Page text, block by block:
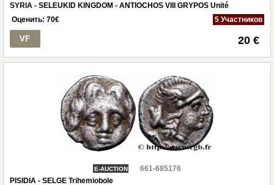
SYRIA - SELEUKID KINGDOM - ANTIOCHOS VIII GRYPOS Unité
Оценить: 70€ 5 Участников
VF 20 €
E-AUCTION
661-685176
PISIDIA - SELGE Trihemiobole